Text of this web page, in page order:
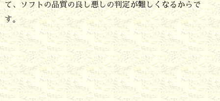
提
で
す
テ
ス
て、ソフトの品質の良し悪しの判定が難しくなるからで
す。